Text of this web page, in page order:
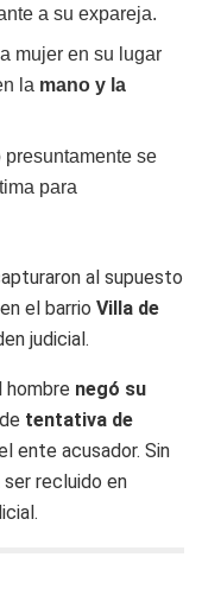
a su expareja.
mujer en su lugar
la mano y la
presuntamente se
para
al supuesto
en el barrio Villa de
judicial.
hombre negó su
tentativa de
ente acusador. Sin
recluido en